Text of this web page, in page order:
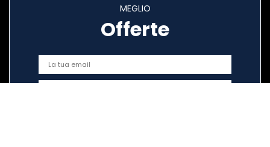
MEGLIO
Offerte